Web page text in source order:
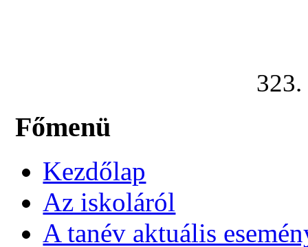
Főmenü
Kezdőlap
Az iskoláról
A tanév aktuális